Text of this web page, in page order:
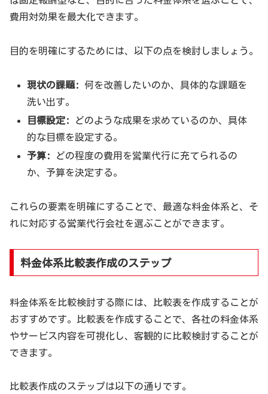
費用対効果を最大化できます。
目的を明確にするためには、以下の点を検討しましょう。
現状の課題:
何を改善したいのか、具体的な課題を
洗い出す。
目標設定:
どのような成果を求めているのか、具体
的な目標を設定する。
予算:
どの程度の費用を営業代行に充てられるの
か、予算を決定する。
これらの要素を明確にすることで、最適な料金体系と、そ
れに対応する営業代行会社を選ぶことができます。
料金体系比較表作成のステップ
料金体系を比較検討する際には、比較表を作成することが
おすすめです。比較表を作成することで、各社の料金体系
やサービス内容を可視化し、客観的に比較検討することが
できます。
比較表作成のステップは以下の通りです。